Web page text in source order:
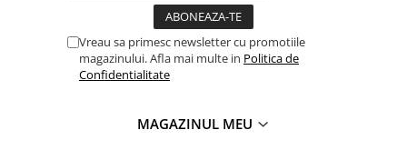
Vreau sa primesc newsletter cu promotiile
magazinului. Afla mai multe in Politica de
Confidentialitate
MAGAZINUL MEU